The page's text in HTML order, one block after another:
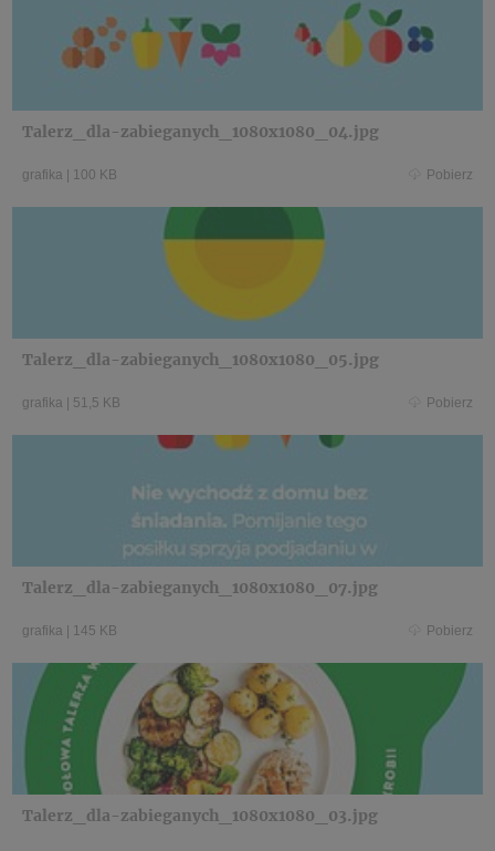
Talerz_dla-zabieganych_1080x1080_04.jpg
grafika 100 KB Pobierz
Talerz_dla-zabieganych_1080x1080_05.jpg
grafika 51,5 KB Pobierz
Talerz_dla-zabieganych_1080x1080_07.jpg
grafika 145 KB Pobierz
Talerz_dla-zabieganych_1080x1080_03.jpg